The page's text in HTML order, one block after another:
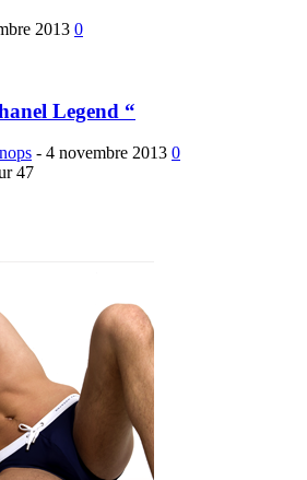
2013 0
Legend “
- 4 novembre 2013 0
47